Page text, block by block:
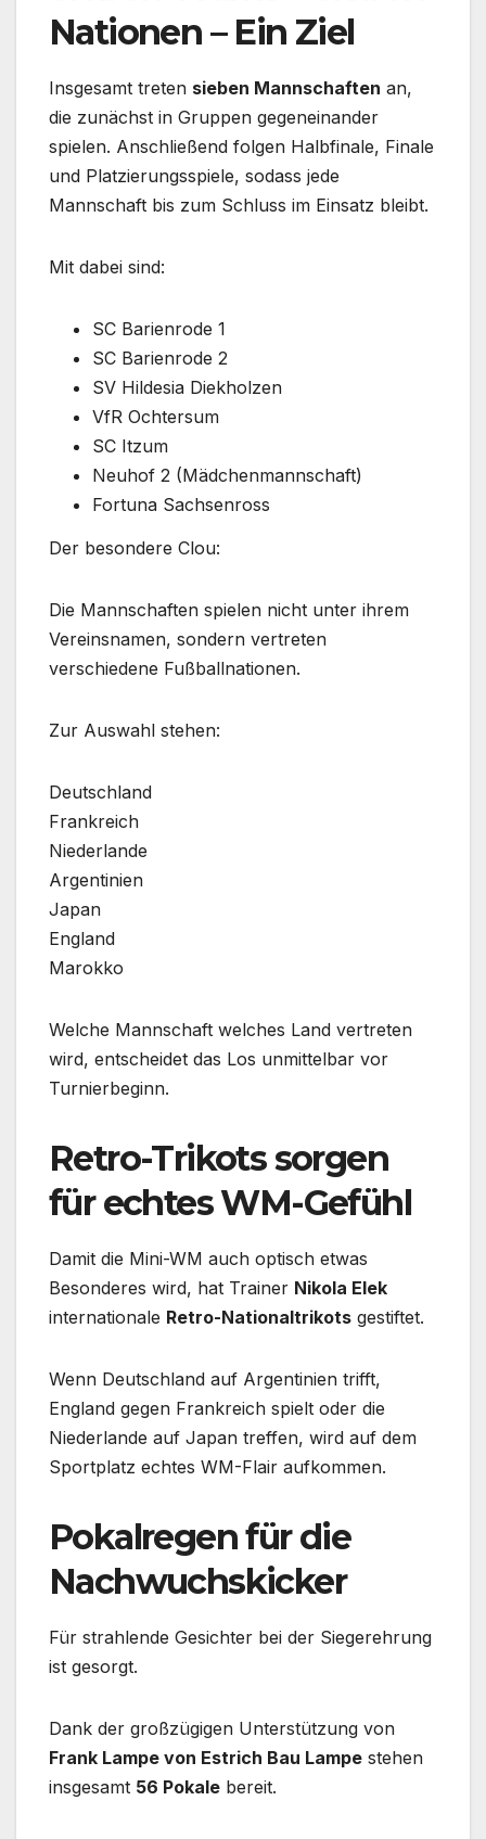
Nationen – Ein Ziel
Insgesamt treten sieben Mannschaften an,
die zunächst in Gruppen gegeneinander
spielen. Anschließend folgen Halbfinale, Finale
und Platzierungsspiele, sodass jede
Mannschaft bis zum Schluss im Einsatz bleibt.
Mit dabei sind:
SC Barienrode 1
SC Barienrode 2
SV Hildesia Diekholzen
VfR Ochtersum
SC Itzum
Neuhof 2 (Mädchenmannschaft)
Fortuna Sachsenross
Der besondere Clou:
Die Mannschaften spielen nicht unter ihrem
Vereinsnamen, sondern vertreten
verschiedene Fußballnationen.
Zur Auswahl stehen:
Deutschland
Frankreich
Niederlande
Argentinien
Japan
England
Marokko
Welche Mannschaft welches Land vertreten
wird, entscheidet das Los unmittelbar vor
Turnierbeginn.
Retro-Trikots sorgen
für echtes WM-Gefühl
Damit die Mini-WM auch optisch etwas
Besonderes wird, hat Trainer Nikola Elek
internationale Retro-Nationaltrikots gestiftet.
Wenn Deutschland auf Argentinien trifft,
England gegen Frankreich spielt oder die
Niederlande auf Japan treffen, wird auf dem
Sportplatz echtes WM-Flair aufkommen.
Pokalregen für die
Nachwuchskicker
Für strahlende Gesichter bei der Siegerehrung
ist gesorgt.
Dank der großzügigen Unterstützung von
Frank Lampe von Estrich Bau Lampe stehen
insgesamt 56 Pokale bereit.